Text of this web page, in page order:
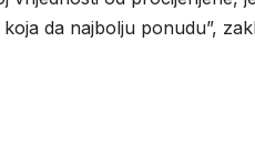
da najbolju ponudu”,